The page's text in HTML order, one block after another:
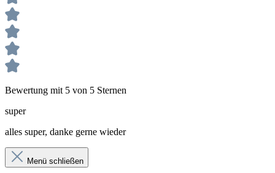
Bewertung mit 5 von 5 Sternen
super
alles super, danke gerne wieder
Menü schließen